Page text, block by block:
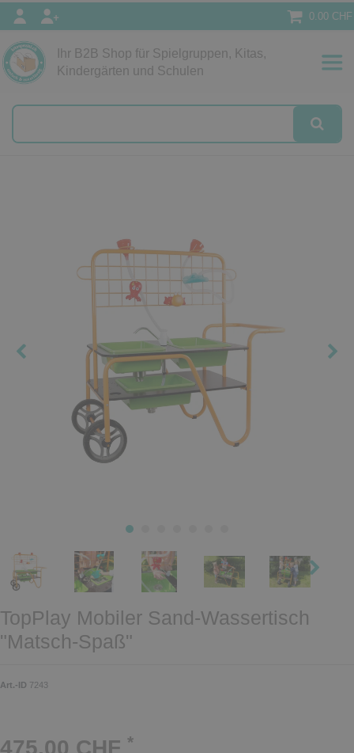
0.00 CHF
Ihr B2B Shop für Spielgruppen, Kitas,
Kindergärten und Schulen
Papeterie
TopPlay Mobiler Sand-Wassertisch
"Matsch-Spaß"
Art.-ID 7243
*